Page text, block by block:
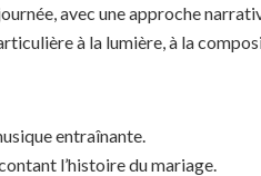
avec une approche
à la lumière, à la
entraînante.
l’histoire du mariage.